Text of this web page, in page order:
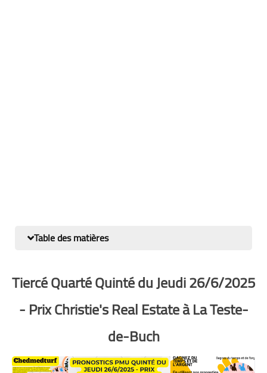
Table des matières
Tiercé Quarté Quinté du Jeudi 26/6/2025
- Prix Christie's Real Estate à La Teste-
de-Buch